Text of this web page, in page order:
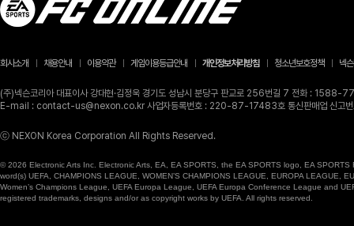
회사소개 채용안내 이용약관 게임이용등급안내 개인정보처리방침 청소년보호정책 넥
(주)넥슨코리아 대표이사 강대현·김정욱 경기도 성남시 분당구 판교로 256번길 7 전화 :
E-mail : contact-us@nexon.co.kr 사업자등록번호 : 220-87-17483호 통신판매업 신고
ⓒ NEXON Korea Corporation All Rights Reserved.
© 2026 Electronic Arts Inc. Electronic Arts, EA, EA SPORTS, the EA SPORTS logo, EA
word(s) UEFA, CHAMPIONS LEAGUE, WOMEN’S CHAMPIONS LEAGUE, EUROPA LEAGUE,
Women’s Champions League, UEFA Europa League, UEFA Europa Conference League and
registered trademarks, designs and/or as copyright works by UEFA. All rights reserved.